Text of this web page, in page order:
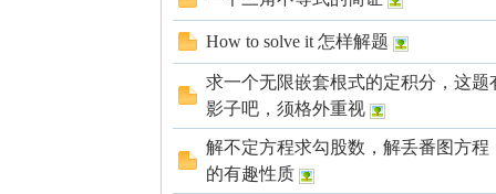
How to solve it 怎样解题
求一个无限嵌套根式的定积分，这
影子吧，须格外重视
解不定方程求勾股数，解丢番图方
的有趣性质